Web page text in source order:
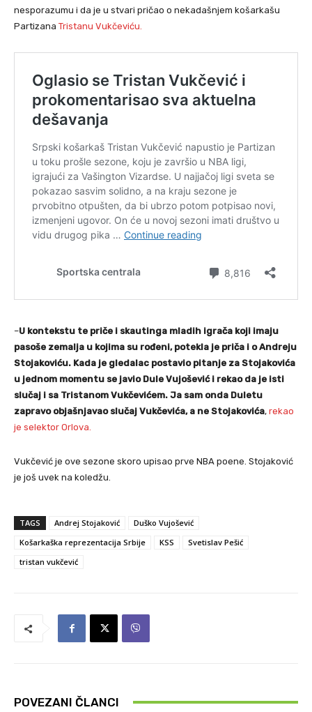
nesporazumu i da je u stvari pričao o nekadašnjem košarkašu
Partizana Tristanu Vukčeviću.
–U kontekstu te priče i skautinga mladih igrača koji imaju
pasoše zemalja u kojima su rođeni, potekla je priča i o Andreju
Stojakoviću. Kada je gledalac postavio pitanje za Stojakovića
u jednom momentu se javio Dule Vujošević i rekao da je isti
slučaj i sa Tristanom Vukčevićem. Ja sam onda Duletu
zapravo objašnjavao slučaj Vukčevića, a ne Stojakovića, rekao
je selektor Orlova.
Vukčević je ove sezone skoro upisao prve NBA poene. Stojaković
je još uvek na koledžu.
TAGS Andrej Stojaković
Duško Vujošević
Košarkaška reprezentacija Srbije
KSS
Svetislav Pešić
tristan vukčević
POVEZANI ČLANCI